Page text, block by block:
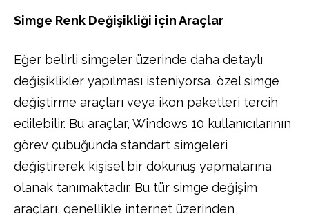
Simge Renk Değişikliği için Araçlar
Eğer belirli simgeler üzerinde daha detaylı
değişiklikler yapılması isteniyorsa, özel simge
değiştirme araçları veya ikon paketleri tercih
edilebilir. Bu araçlar, Windows 10 kullanıcılarının
görev çubuğunda standart simgeleri
değiştirerek kişisel bir dokunuş yapmalarına
olanak tanımaktadır. Bu tür simge değişim
araçları, genellikle internet üzerinden